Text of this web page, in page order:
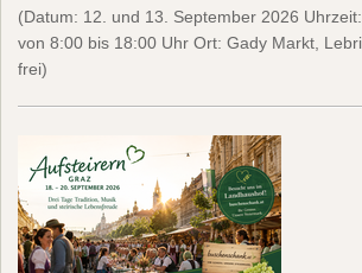
(Datum: 12. und 13. September 2026
von 8:00 bis 18:00 Uhr Ort: Gady Markt,
frei)